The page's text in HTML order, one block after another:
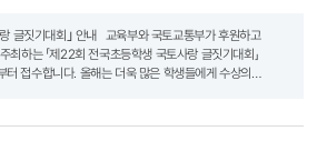
육부와 국토교통부가 후원하고
최하는 「제22회 전국초등학생 국토사랑 글짓기대회」
욱 많은 학생들에게 수상의